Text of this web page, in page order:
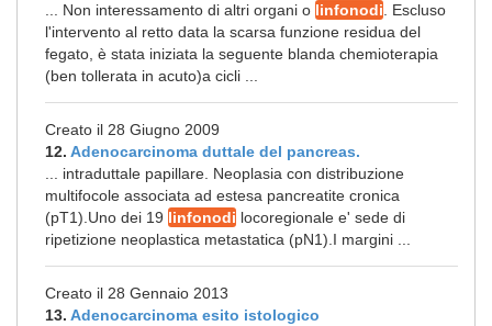
... Non interessamento di altri organi o linfonodi . Escluso
l'intervento al retto data la scarsa funzione residua del
fegato, è stata iniziata la seguente blanda chemioterapia
(ben tollerata in acuto)a cicli ...
Creato il 28 Giugno 2009
12. Adenocarcinoma duttale del pancreas.
... intraduttale papillare. Neoplasia con distribuzione
multifocole associata ad estesa pancreatite cronica
(pT1).Uno dei 19 linfonodi locoregionale e' sede di
ripetizione neoplastica metastatica (pN1).I margini ...
Creato il 28 Gennaio 2013
13. Adenocarcinoma esito istologico